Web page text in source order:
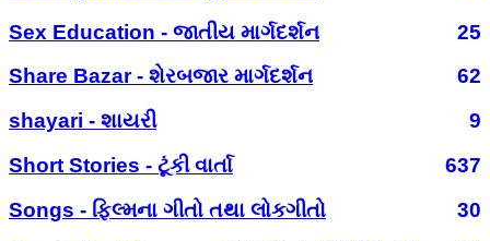
Sex Education - જાતીય માર્ગદર્શન
25
Share Bazar - શેરબજાર માર્ગદર્શન
62
shayari - શાયરી
9
Short Stories - ટૂંકી વાર્તા
637
Songs - ફિલ્મના ગીતો તથા લોકગીતો
30